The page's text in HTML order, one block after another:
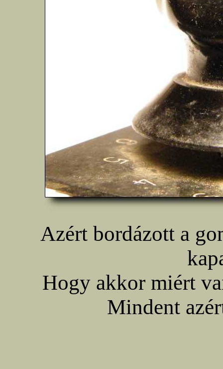
Azért bordázott a
Hogy akkor miért
Mindent